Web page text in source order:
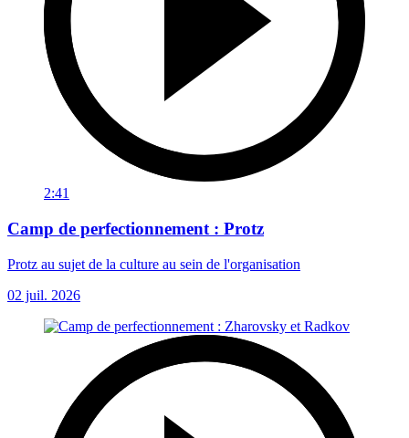
2:41
Camp de perfectionnement : Protz
Protz au sujet de la culture au sein de l'organisation
02 juil. 2026